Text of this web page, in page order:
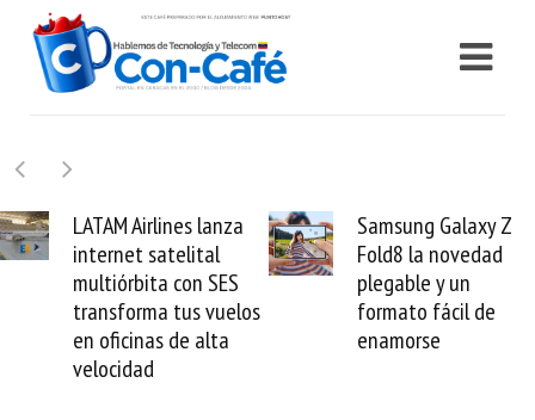
Samsung Galaxy Z
Fold8 la novedad
plegable y un
formato fácil de
enamorse
Cashea levanta 100
millones de dólares y
valida el crédito del
venezolano ante el
mundo